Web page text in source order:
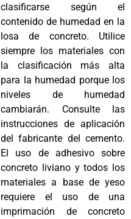
clasificarse según el
contenido de humedad en la
losa de concreto. Utilice
siempre los materiales con
la clasificación más alta
para la humedad porque los
niveles de humedad
cambiarán. Consulte las
instrucciones de aplicación
del fabricante del cemento.
El uso de adhesivo sobre
concreto liviano y todos los
materiales a base de yeso
requiere el uso de una
imprimación de concreto